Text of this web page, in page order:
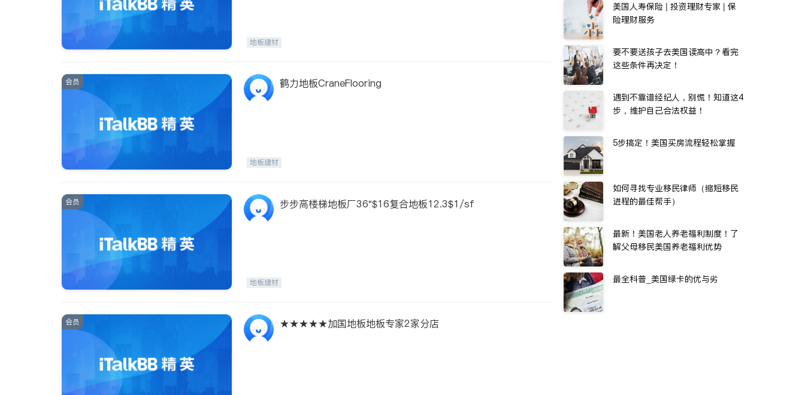
地板建材
会员 鹤力地板CraneFlooring
地板建材
会员 步步高楼梯地板厂36"$16复合地板12.3$1/sf
地板建材
会员 ★★★★★加国地板地板专家2家分店
美国人寿保险 | 投资理财专家 | 保
险理财服务
要不要送孩子去美国读高中？看完
这些条件再决定！
遇到不靠谱经纪人，别慌！知道这4
步，维护自己合法权益！
5步搞定！美国买房流程轻松掌握
如何寻找专业移民律师（缩短移民
进程的最佳帮手）
最新！美国老人养老福利制度！了
解父母移民美国养老福利优势
最全科普_美国绿卡的优与劣